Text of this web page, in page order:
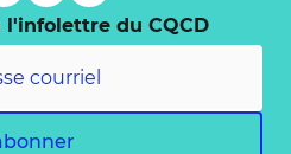
l'infolettre du CQCD